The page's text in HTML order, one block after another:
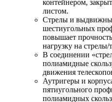
контейнером,
листом.
Стрелы и
шестиугольных
повышает
нагрузку на стрелы/
В соединении
полиамидные
движения
Аутригеры и
пятиугольного
полиамидных